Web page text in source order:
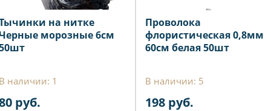
на нитке
морозные 6см
наличии: 1
руб.
Проволока
флористическая 0,8мм
60см белая 50шт
В наличии: 5
198 руб.